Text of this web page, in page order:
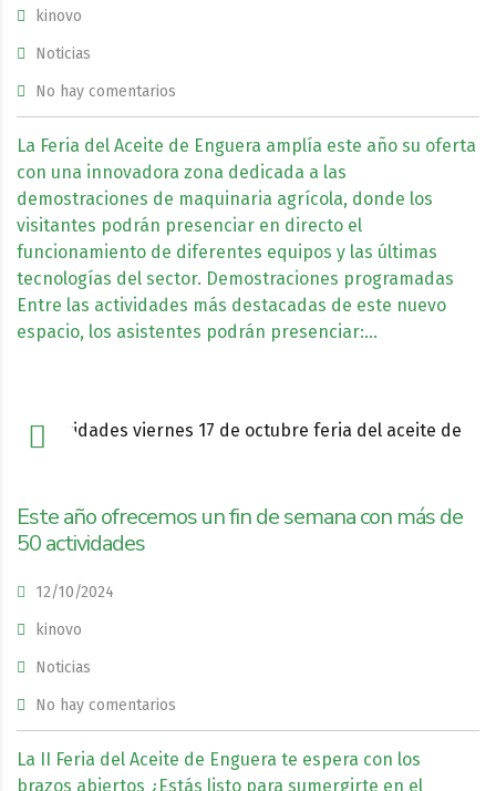
kinovo
Noticias
No hay comentarios
La Feria del Aceite de Enguera amplía este año su oferta
con una innovadora zona dedicada a las
demostraciones de maquinaria agrícola, donde los
visitantes podrán presenciar en directo el
funcionamiento de diferentes equipos y las últimas
tecnologías del sector. Demostraciones programadas
Entre las actividades más destacadas de este nuevo
espacio, los asistentes podrán presenciar:…
Este año ofrecemos un fin de semana con más de
50 actividades
12/10/2024
kinovo
Noticias
No hay comentarios
La II Feria del Aceite de Enguera te espera con los
brazos abiertos ¿Estás listo para sumergirte en el